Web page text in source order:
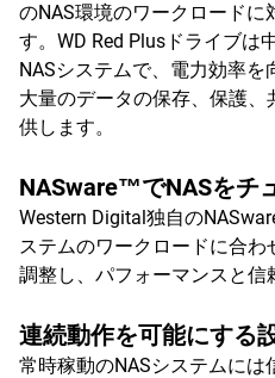
のNAS環境のワークロードに
す。WD Red Plusドライブは
NASシステムで、電力効率
大量のデータの保存、保護
供します。
NASware™でNASをチ
Western Digital独自の
ステムのワークロードに合
調整し、パフォーマンスと信
連続動作を可能にする
常時稼動のNASシステムに